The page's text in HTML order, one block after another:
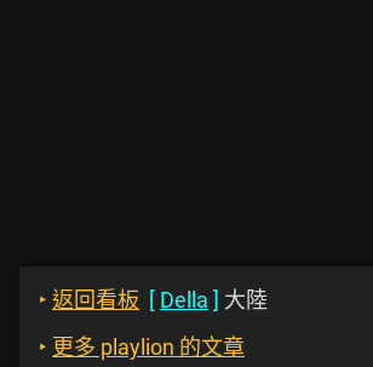
‣ 返回看板 [ Della ] 大陸
‣ 更多 playlion 的文章